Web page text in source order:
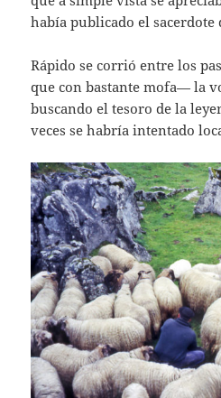
había publicado el sacerdote
Rápido se corrió entre los
que con bastante mofa— la
buscando el tesoro de la
veces se habría intentado